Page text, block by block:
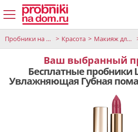
Пробники на дом Красота Макияж для губ
Ваш выбранный
Бесплатные пробники
Увлажняющая Губная